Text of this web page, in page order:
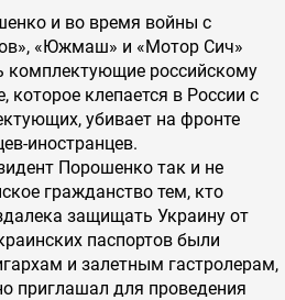
и во время войны с
«Южмаш» и «Мотор Сич»
комплектующие российскому
клепается в России с
убивает на фронте
иностранцев.
Порошенко так и не
гражданство тем, кто
защищать Украину от
паспортов были
и залетным гастролерам,
приглашал для проведения